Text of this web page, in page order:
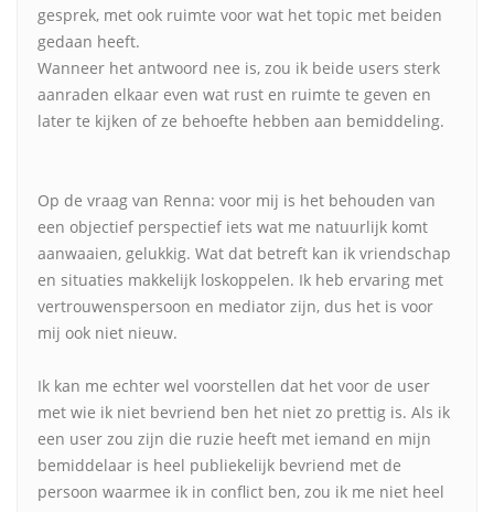
gesprek, met ook ruimte voor wat het topic met beiden
gedaan heeft.
Wanneer het antwoord nee is, zou ik beide users sterk
aanraden elkaar even wat rust en ruimte te geven en
later te kijken of ze behoefte hebben aan bemiddeling.
Op de vraag van Renna: voor mij is het behouden van
een objectief perspectief iets wat me natuurlijk komt
aanwaaien, gelukkig. Wat dat betreft kan ik vriendschap
en situaties makkelijk loskoppelen. Ik heb ervaring met
vertrouwenspersoon en mediator zijn, dus het is voor
mij ook niet nieuw.
Ik kan me echter wel voorstellen dat het voor de user
met wie ik niet bevriend ben het niet zo prettig is. Als ik
een user zou zijn die ruzie heeft met iemand en mijn
bemiddelaar is heel publiekelijk bevriend met de
persoon waarmee ik in conflict ben, zou ik me niet heel